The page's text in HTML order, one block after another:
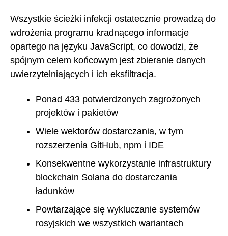
Wszystkie ścieżki infekcji ostatecznie prowadzą do
wdrożenia programu kradnącego informacje
opartego na języku JavaScript, co dowodzi, że
spójnym celem końcowym jest zbieranie danych
uwierzytelniających i ich eksfiltracja.
Ponad 433 potwierdzonych zagrożonych
projektów i pakietów
Wiele wektorów dostarczania, w tym
rozszerzenia GitHub, npm i IDE
Konsekwentne wykorzystanie infrastruktury
blockchain Solana do dostarczania
ładunków
Powtarzające się wykluczanie systemów
rosyjskich we wszystkich wariantach